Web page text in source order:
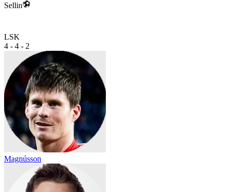
Sellin
LSK
4 - 4 - 2
Magnússon